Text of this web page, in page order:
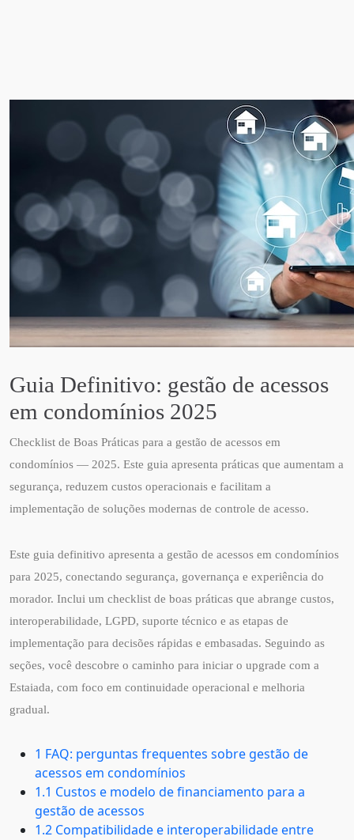
Guia Definitivo: gestão de acessos
em condomínios 2025
Checklist de Boas Práticas para a gestão de acessos em
condomínios — 2025. Este guia apresenta práticas que aumentam a
segurança, reduzem custos operacionais e facilitam a
implementação de soluções modernas de controle de acesso.
Este guia definitivo apresenta a gestão de acessos em condomínios
para 2025, conectando segurança, governança e experiência do
morador. Inclui um checklist de boas práticas que abrange custos,
interoperabilidade, LGPD, suporte técnico e as etapas de
implementação para decisões rápidas e embasadas. Seguindo as
seções, você descobre o caminho para iniciar o upgrade com a
Estaiada, com foco em continuidade operacional e melhoria
gradual.
1 FAQ: perguntas frequentes sobre gestão de
acessos em condomínios
1.1 Custos e modelo de financiamento para a
gestão de acessos
1.2 Compatibilidade e interoperabilidade entre